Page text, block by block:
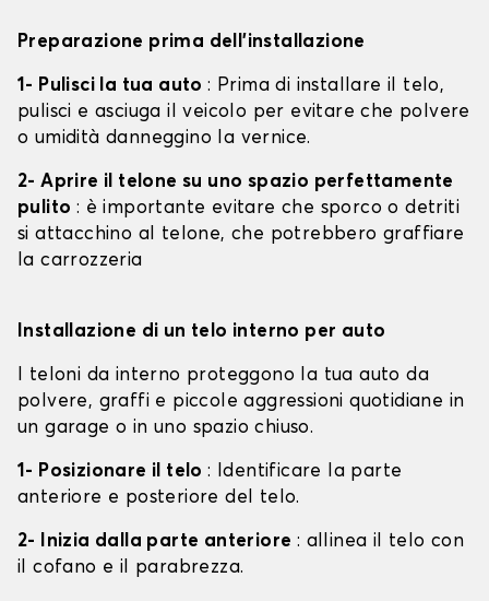
Preparazione prima dell'installazione
1- Pulisci la tua auto: Prima di installare il telo,
pulisci e asciuga il veicolo per evitare che polvere
o umidità danneggino la vernice.
2- Aprire il telone su uno spazio perfettamente
pulito : è importante evitare che sporco o detriti
si attacchino al telone, che potrebbero graffiare
la carrozzeria
Installazione di un telo interno per auto
I teloni da interno proteggono la tua auto da
polvere, graffi e piccole aggressioni quotidiane in
un garage o in uno spazio chiuso.
1- Posizionare il telo: Identificare la parte
anteriore e posteriore del telo.
2- Inizia dalla parte anteriore : allinea il telo con
il cofano e il parabrezza.